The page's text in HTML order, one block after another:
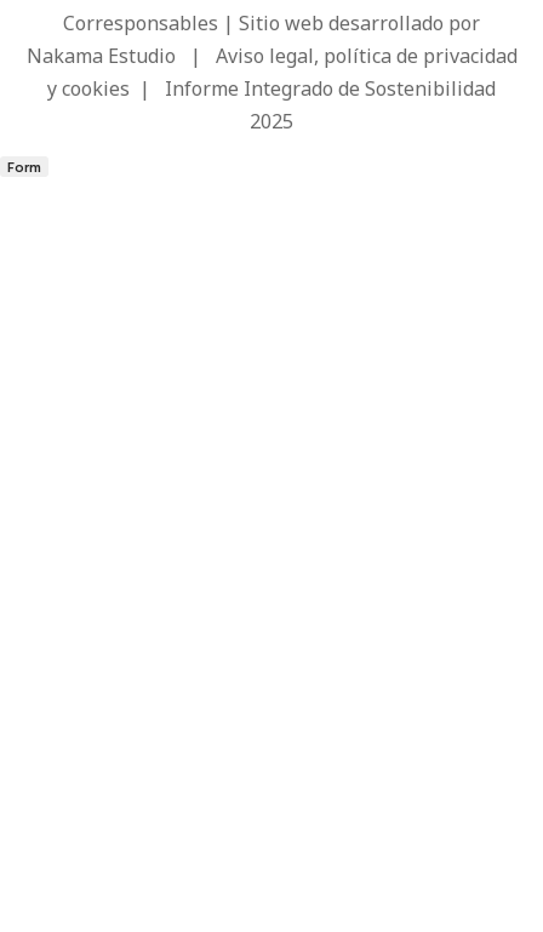
Corresponsables | Sitio web desarrollado por
Nakama Estudio | Aviso legal, política de privacidad
y cookies | Informe Integrado de Sostenibilidad
2025
Form